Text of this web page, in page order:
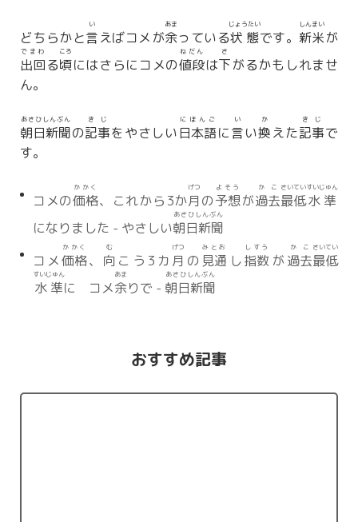
どちらかと言
い
えばコメが余
あま
っている状態
じょうたい
です。 新米
しんまい
が
出回
でまわ
る頃
ころ
にはさらにコメの値段
ねだん
は下
さ
がるかもしれませ
ん。
朝日新聞
あさひしんぶん
の記事
きじ
をやさしい日本語
にほんご
に言
い
い換
か
えた記事
きじ
で
す。
コメの価格
かかく
、これから3か月
げつ
の予想
よそう
が過去
かこ
最低
さいてい
水準
すいじゅん
になりました - やさしい朝日新聞
あさひしんぶん
コメ価格
かかく
、 向
む
こう3カ 月
げつ
の 見通
みとお
し指数
しすう
が 過去
かこ
最低
さいてい
水準
すいじゅん
に コメ余
あま
りで - 朝日新聞
あさひしんぶん
おすすめ記事